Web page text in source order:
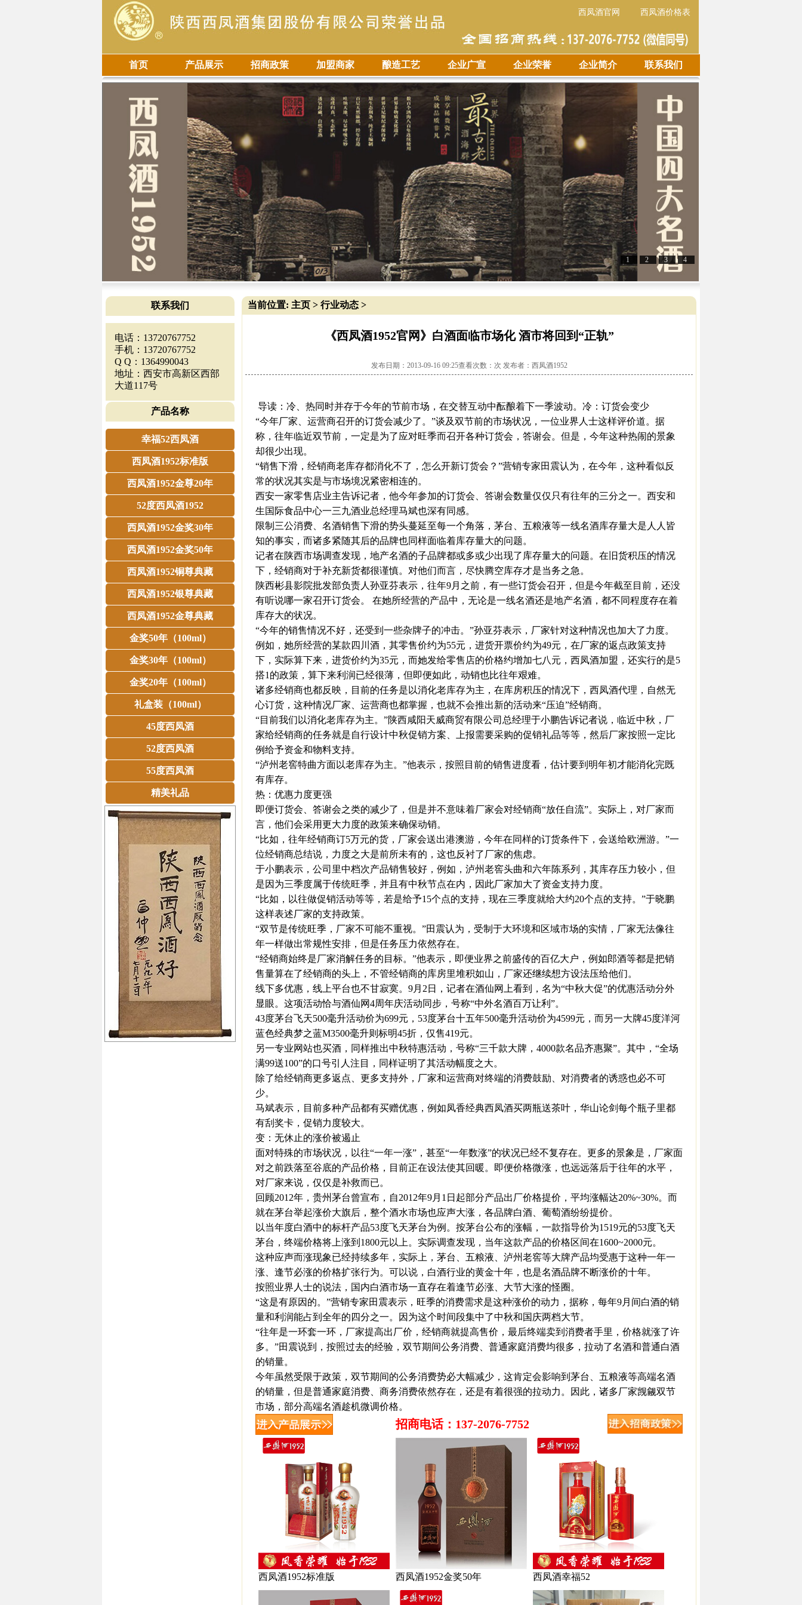
西凤酒官网 西凤酒价格表
首页 产品展示 招商政策 加盟商家 酿造工艺 企业广宣 企业荣誉 企业简介 联系我们
1 2 3 4
联系我们
电话：13720767752
手机：13720767752
Q Q：1364990043
地址：西安市高新区西部
大道117号
产品名称
幸福52西凤酒
西凤酒1952标准版
西凤酒1952金尊20年
52度西凤酒1952
西凤酒1952金奖30年
西凤酒1952金奖50年
西凤酒1952铜尊典藏
西凤酒1952银尊典藏
西凤酒1952金尊典藏
金奖50年（100ml）
金奖30年（100ml）
金奖20年（100ml）
礼盒装（100ml）
45度西凤酒
52度西凤酒
55度西凤酒
精美礼品
当前位置: 主页 > 行业动态 >
《西凤酒1952官网》白酒面临市场化 酒市将回到“正轨”
发布日期：2013-09-16 09:25查看次数： 次 发布者： 西凤酒1952
导读：冷、热同时并存于今年的节前市场，在交替互动中酝酿着下一季波动。冷：订货会变少
“今年厂家、运营商召开的订货会减少了。”谈及双节前的市场状况，一位业界人士这样评价道。据
称，往年临近双节前，一定是为了应对旺季而召开各种订货会，答谢会。但是，今年这种热闹的景象
却很少出现。
“销售下滑，经销商老库存都消化不了，怎么开新订货会？”营销专家田震认为，在今年，这种看似反
常的状况其实是与市场境况紧密相连的。
西安一家零售店业主告诉记者，他今年参加的订货会、答谢会数量仅仅只有往年的三分之一。西安和
生国际食品中心一三九酒业总经理马斌也深有同感。
限制三公消费、名酒销售下滑的势头蔓延至每一个角落，茅台、五粮液等一线名酒库存量大是人人皆
知的事实，而诸多紧随其后的品牌也同样面临着库存量大的问题。
记者在陕西市场调查发现，地产名酒的子品牌都或多或少出现了库存量大的问题。在旧货积压的情况
下，经销商对于补充新货都很谨慎。对他们而言，尽快腾空库存才是当务之急。
陕西彬县影院批发部负责人孙亚芬表示，往年9月之前，有一些订货会召开，但是今年截至目前，还没
有听说哪一家召开订货会。 在她所经营的产品中，无论是一线名酒还是地产名酒，都不同程度存在着
库存大的状况。
“今年的销售情况不好，还受到一些杂牌子的冲击。”孙亚芬表示，厂家针对这种情况也加大了力度。
例如，她所经营的某款四川酒，其零售价约为55元，进货开票价约为49元，在厂家的返点政策支持
下，实际算下来，进货价约为35元，而她发给零售店的价格约增加七八元，西凤酒加盟，还实行的是5
搭1的政策，算下来利润已经很薄，但即便如此，动销也比往年艰难。
诸多经销商也都反映，目前的任务是以消化老库存为主，在库房积压的情况下，西凤酒代理，自然无
心订货，这种情况厂家、运营商也都掌握，也就不会推出新的活动来“压迫”经销商。
“目前我们以消化老库存为主。”陕西咸阳天威商贸有限公司总经理于小鹏告诉记者说，临近中秋，厂
家给经销商的任务就是自行设计中秋促销方案、上报需要采购的促销礼品等等，然后厂家按照一定比
例给予资金和物料支持。
“泸州老窖特曲方面以老库存为主。”他表示，按照目前的销售进度看，估计要到明年初才能消化完既
有库存。
热：优惠力度更强
即便订货会、答谢会之类的减少了，但是并不意味着厂家会对经销商“放任自流”。实际上，对厂家而
言，他们会采用更大力度的政策来确保动销。
“比如，往年经销商订5万元的货，厂家会送出港澳游，今年在同样的订货条件下，会送给欧洲游。”一
位经销商总结说，力度之大是前所未有的，这也反衬了厂家的焦虑。
于小鹏表示，公司里中档次产品销售较好，例如，泸州老窖头曲和六年陈系列，其库存压力较小，但
是因为三季度属于传统旺季，并且有中秋节点在内，因此厂家加大了资金支持力度。
“比如，以往做促销活动等等，若是给予15个点的支持，现在三季度就给大约20个点的支持。”于晓鹏
这样表述厂家的支持政策。
“双节是传统旺季，厂家不可能不重视。”田震认为，受制于大环境和区域市场的实情，厂家无法像往
年一样做出常规性安排，但是任务压力依然存在。
“经销商始终是厂家消解任务的目标。”他表示，即便业界之前盛传的百亿大户，例如郎酒等都是把销
售量算在了经销商的头上，不管经销商的库房里堆积如山，厂家还继续想方设法压给他们。
线下多优惠，线上平台也不甘寂寞。9月2日，记者在酒仙网上看到，名为“中秋大促”的优惠活动分外
显眼。这项活动恰与酒仙网4周年庆活动同步，号称“中外名酒百万让利”。
43度茅台飞天500毫升活动价为699元，53度茅台十五年500毫升活动价为4599元，而另一大牌45度洋河
蓝色经典梦之蓝M3500毫升则标明45折，仅售419元。
另一专业网站也买酒，同样推出中秋特惠活动，号称“三千款大牌，4000款名品齐惠聚”。其中，“全场
满99送100”的口号引人注目，同样证明了其活动幅度之大。
除了给经销商更多返点、更多支持外，厂家和运营商对终端的消费鼓励、对消费者的诱惑也必不可
少。
马斌表示，目前多种产品都有买赠优惠，例如凤香经典西凤酒买两瓶送茶叶，华山论剑每个瓶子里都
有刮奖卡，促销力度较大。
变：无休止的涨价被遏止
面对特殊的市场状况，以往“一年一涨”，甚至“一年数涨”的状况已经不复存在。更多的景象是，厂家面
对之前跌落至谷底的产品价格，目前正在设法使其回暖。即便价格微涨，也远远落后于往年的水平，
对厂家来说，仅仅是补救而已。
回顾2012年，贵州茅台曾宣布，自2012年9月1日起部分产品出厂价格提价，平均涨幅达20%~30%。而
就在茅台举起涨价大旗后，整个酒水市场也应声大涨，各品牌白酒、葡萄酒纷纷提价。
以当年度白酒中的标杆产品53度飞天茅台为例。按茅台公布的涨幅，一款指导价为1519元的53度飞天
茅台，终端价格将上涨到1800元以上。实际调查发现，当年这款产品的价格区间在1600~2000元。
这种应声而涨现象已经持续多年，实际上，茅台、五粮液、泸州老窖等大牌产品均受惠于这种一年一
涨、逢节必涨的价格扩张行为。可以说，白酒行业的黄金十年，也是名酒品牌不断涨价的十年。
按照业界人士的说法，国内白酒市场一直存在着逢节必涨、大节大涨的怪圈。
“这是有原因的。”营销专家田震表示，旺季的消费需求是这种涨价的动力，据称，每年9月间白酒的销
量和利润能占到全年的四分之一。因为这个时间段集中了中秋和国庆两档大节。
“往年是一环套一环，厂家提高出厂价，经销商就提高售价，最后终端卖到消费者手里，价格就涨了许
多。”田震说到，按照过去的经验，双节期间公务消费、普通家庭消费均很多，拉动了名酒和普通白酒
的销量。
今年虽然受限于政策，双节期间的公务消费势必大幅减少，这肯定会影响到茅台、五粮液等高端名酒
的销量，但是普通家庭消费、商务消费依然存在，还是有着很强的拉动力。因此，诸多厂家觊觎双节
市场，部分高端名酒趁机微调价格。
招商电话：137-2076-7752
西凤酒1952标准版 西凤酒1952金奖50年 西凤酒幸福52